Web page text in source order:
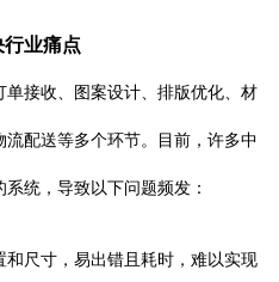
业痛点
接收、图案设计、排版优化、材
配送等多个环节。目前，许多中
统，导致以下问题频发：
和尺寸，易出错且耗时，难以实现